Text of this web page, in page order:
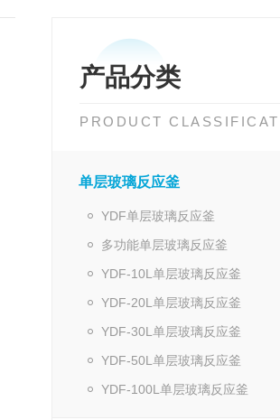
产品分类
PRODUCT
单层玻璃反应釜
YDF单层玻璃反应釜
多功能单层玻璃反应釜
YDF-10L单层玻璃反应釜
YDF-20L单层玻璃反应釜
YDF-30L单层玻璃反应釜
YDF-50L单层玻璃反应釜
YDF-100L单层玻璃反应釜